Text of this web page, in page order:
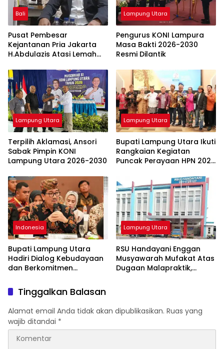
Bali
Pusat Pembesar
Kejantanan Pria Jakarta
H.Abdulazis Atasi Lemah
Lampung Utara
Pengurus KONI Lampura
Masa Bakti 2026-2030
Resmi Dilantik
Lampung Utara
Terpilih Aklamasi, Ansori
Sabak Pimpin KONI
Lampung Utara 2026-2030
Lampung Utara
Bupati Lampung Utara Ikuti
Rangkaian Kegiatan
Puncak Perayaan HPN 2026
Indonesia
Bupati Lampung Utara
Hadiri Dialog Kebudayaan
dan Berkomitmen
Budaya Lokal
Lampung Utara
RSU Handayani Enggan
Musyawarah Mufakat Atas
Dugaan Malapraktik,
Tinggalkan Balasan
Alamat email Anda tidak akan dipublikasikan. Ruas yang
wajib ditandai *